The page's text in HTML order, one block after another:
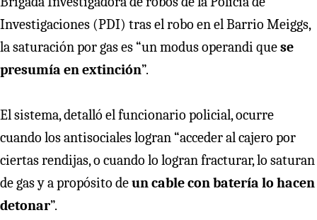
Investigaciones (PDI) tras el robo en el Barrio Meiggs,
la saturación por gas es “un modus operandi quese
presumía en extinción”.
El sistema, detalló el funcionario policial, ocurre
cuando los antisociales logran “acceder al cajero por
ciertas rendijas, o cuando lo logran fracturar, lo saturan
de gas y a propósito deun cable con batería lo hacen
detonar”.